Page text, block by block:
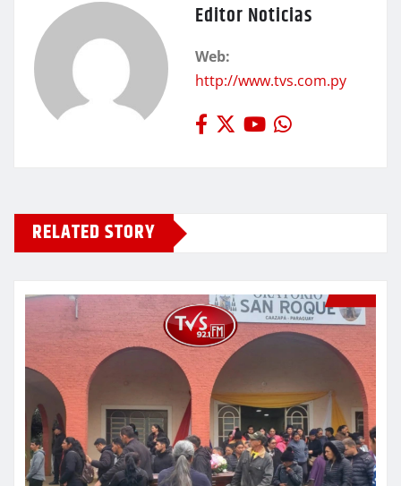
Editor Noticias
Web:
http://www.tvs.com.py
RELATED STORY